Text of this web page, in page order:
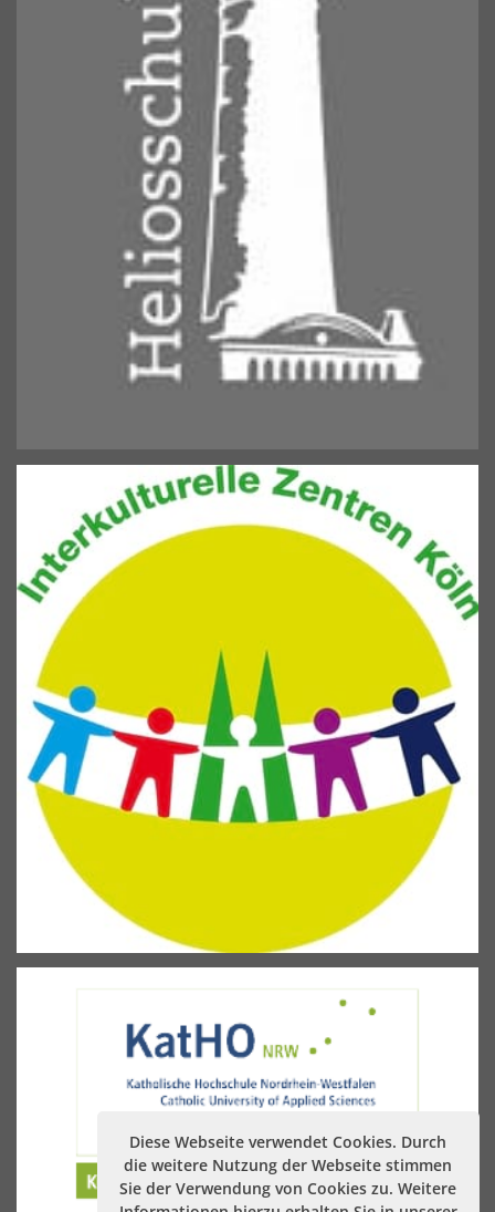
Diese Webseite verwendet Cookies. Durch
die weitere Nutzung der Webseite stimmen
Sie der Verwendung von Cookies zu. Weitere